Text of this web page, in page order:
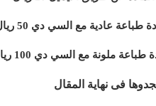
طباعة عادية مع السي دي 50 ريال
ملونة مع السي دي 100 ريال
فى نهاية المقال